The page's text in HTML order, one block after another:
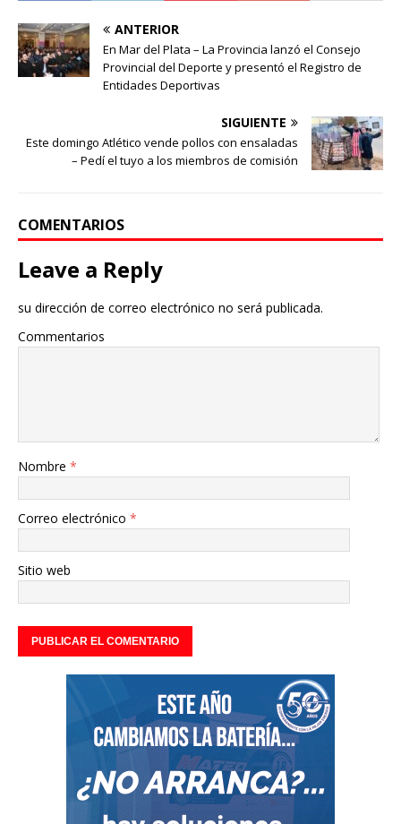
ANTERIOR
En Mar del Plata – La Provincia lanzó el Consejo
Provincial del Deporte y presentó el Registro de
Entidades Deportivas
SIGUIENTE
Este domingo Atlético vende pollos con ensaladas
– Pedí el tuyo a los miembros de comisión
COMENTARIOS
Leave a Reply
su dirección de correo electrónico no será publicada.
Commentarios
Nombre *
Correo electrónico *
Sitio web